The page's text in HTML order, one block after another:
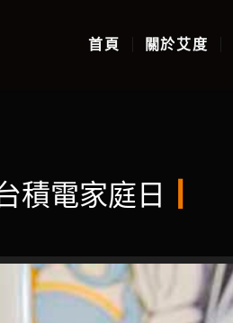
首頁 關於艾度
積電家庭日